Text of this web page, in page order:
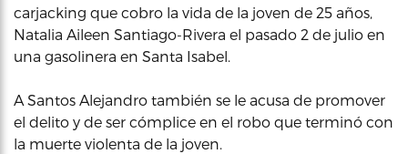
carjacking que cobro la vida de la joven de 25 años,
Natalia Aileen Santiago-Rivera el pasado 2 de julio en
una gasolinera en Santa Isabel.
A Santos Alejandro también se le acusa de promover
el delito y de ser cómplice en el robo que terminó con
la muerte violenta de la joven.